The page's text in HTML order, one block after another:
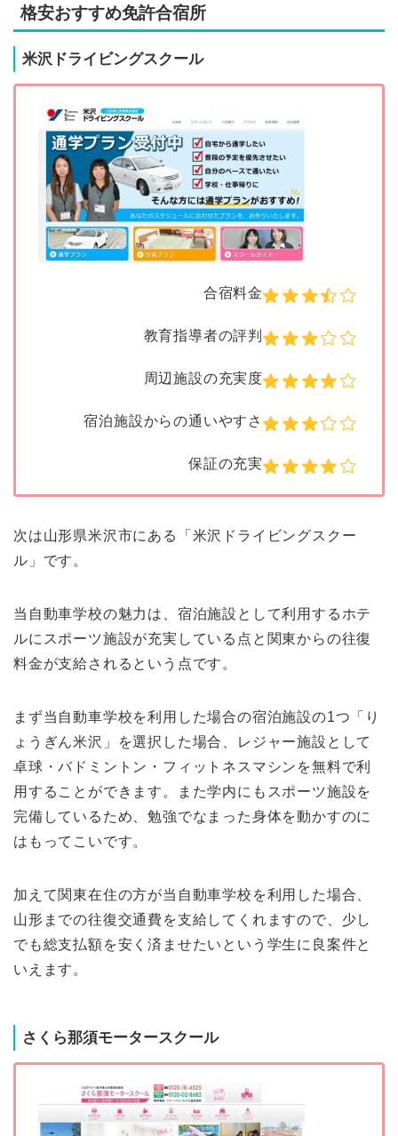
格安おすすめ免許合宿所
米沢ドライビングスクール
合宿料金
教育指導者の評判
周辺施設の充実度
宿泊施設からの通いやすさ
保証の充実
次は山形県米沢市にある「米沢ドライビングスクー
ル」です。
当自動車学校の魅力は、宿泊施設として利用するホテ
ルにスポーツ施設が充実している点と関東からの往復
料金が支給されるという点です。
まず当自動車学校を利用した場合の宿泊施設の1つ「り
ょうぎん米沢」を選択した場合、レジャー施設として
卓球・バドミントン・フィットネスマシンを無料で利
用することができます。また学内にもスポーツ施設を
完備しているため、勉強でなまった身体を動かすのに
はもってこいです。
加えて関東在住の方が当自動車学校を利用した場合、
山形までの往復交通費を支給してくれますので、少し
でも総支払額を安く済ませたいという学生に良案件と
いえます。
さくら那須モータースクール